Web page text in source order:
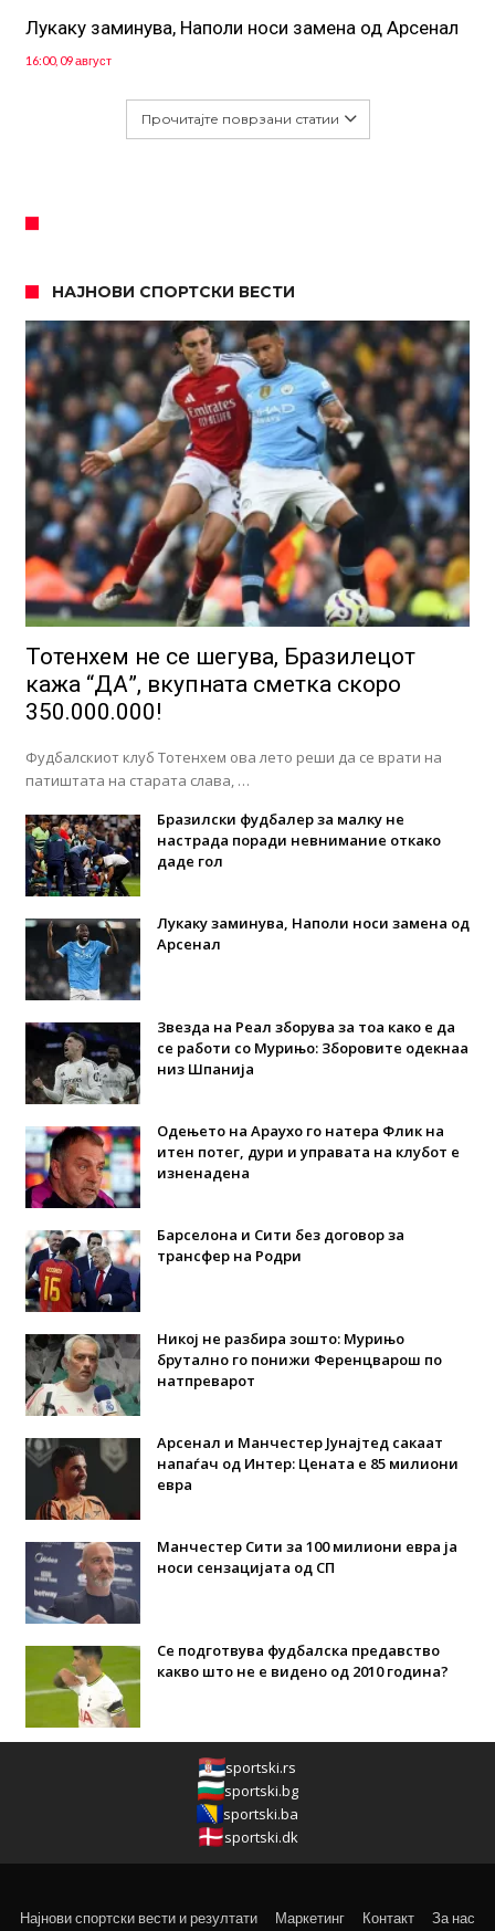
Лукаку заминува, Наполи носи замена од Арсенал
16:00, 09 август
Прочитајте поврзани статии
НАЈНОВИ СПОРТСКИ ВЕСТИ
Тотенхем не се шегува, Бразилецот
кажа “ДА”, вкупната сметка скоро
350.000.000!
Фудбалскиот клуб Тотенхем ова лето реши да се врати на
патиштата на старата слава, …
Бразилски фудбалер за малку не
настрада поради невнимание откако
даде гол
Лукаку заминува, Наполи носи замена од
Арсенал
Звезда на Реал зборува за тоа како е да
се работи со Мурињо: Зборовите одекнаа
низ Шпанија
Одењето на Араухо го натера Флик на
итен потег, дури и управата на клубот е
изненадена
Барселона и Сити без договор за
трансфер на Родри
Никој не разбира зошто: Мурињо
брутално го понижи Ференцварош по
натпреварот
Арсенал и Манчестер Јунајтед сакаат
напаѓач од Интер: Цената е 85 милиони
евра
Манчестер Сити за 100 милиони евра ја
носи сензацијата од СП
Се подготвува фудбалска предавство
какво што не е видено од 2010 година?
sportski.rs
sportski.bg
sportski.ba
sportski.dk
Најнови спортски вести и резултати Маркетинг Контакт За нас